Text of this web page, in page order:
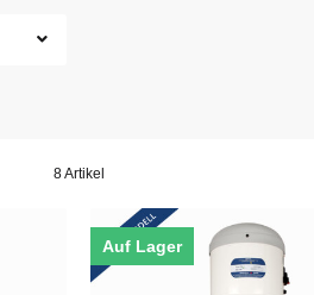
8 Artikel
Auf Lager